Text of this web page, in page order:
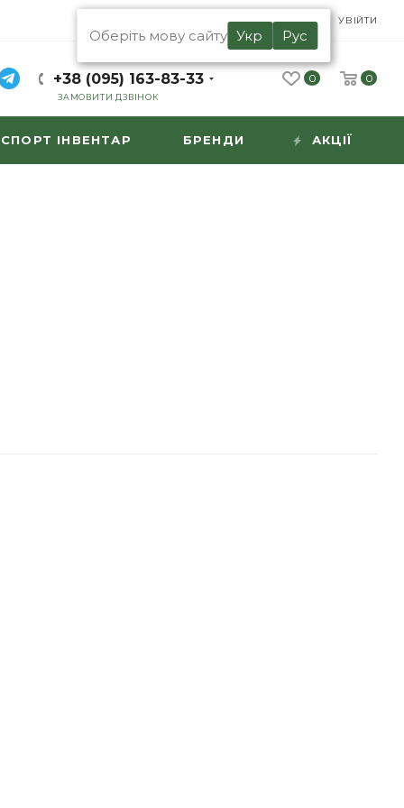
RU
Оберіть мову сайту Укр Рус
УВІЙТИ
+38 (095) 163-83-33
ЗАМОВИТИ ДЗВІНОК
0 0
СПОРТ ІНВЕНТАР БРЕНДИ АКЦІЇ